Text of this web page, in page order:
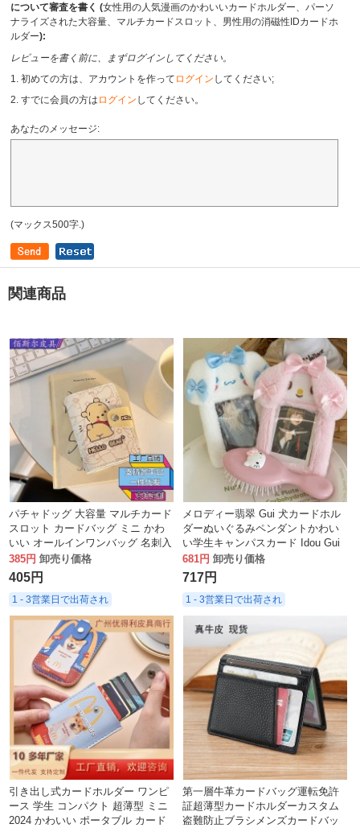
について審査を書く (女性用の人気漫画のかわいいカードホルダー、パーソ
ナライズされた大容量、マルチカードスロット、男性用の消磁性IDカードホ
ルダー):
レビューを書く前に、まずログインしてください。
1. 初めての方は、アカウントを作って ログイン してください;
2. すでに会員の方は ログイン してください。
あなたのメッセージ:
(マックス500字.)
関連商品
パチャドッグ 大容量 マルチカード
スロット カードバッグ ミニ かわ
いい オールインワンバッグ 名刺入
れ IDカード 運転免許証カードホル
ダー 女性用
385円 卸売り価格
405円
1 - 3営業日で出荷され
メロディー翡翠 Gui 犬カードホル
ダーぬいぐるみペンダントかわい
い学生キャンパスカード Idou Gui
カードアクセスカードユニバーサ
ルカードホルダー
681円 卸売り価格
717円
1 - 3営業日で出荷され
引き出し式カードホルダー ワンピ
ース 学生 コンパクト 超薄型 ミニ
2024 かわいい ポータブル カード
第一層牛革カードバッグ運転免許
証超薄型カードホルダーカスタム
盗難防止ブラシメンズカードバッ